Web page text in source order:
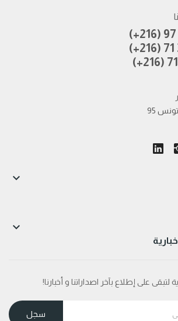
(+216)
(+216)
(+216)
تونس


لتبقى على إطلاع بآخر اصداراتنا و أخبارنا!